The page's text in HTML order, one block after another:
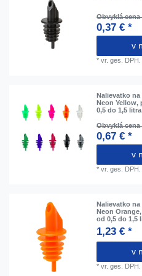
Obvyklá cena
0,37 € *
v
*vr. ges. DPH.
Nalievatko
Neon Yellow,
0,5 do 1,5
Obvyklá cena
0,67 € *
v
*vr. ges. DPH.
Nalievatko
Neon
od 0,5 do 1,5
1,23 € *
v
*vr. ges. DPH.